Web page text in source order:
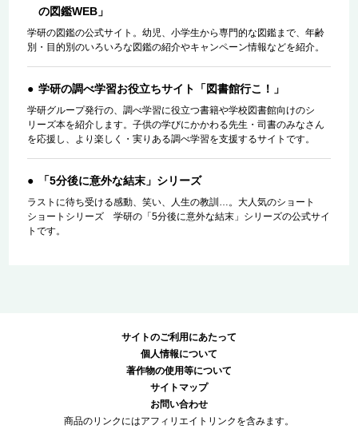
の図鑑WEB」
学研の図鑑の公式サイト。幼児、小学生から専門的な図鑑まで、年齢
別・目的別のいろいろな図鑑の紹介やキャンペーン情報などを紹介。
学研の調べ学習お役立ちサイト「図書館行こ！」
学研グループ発行の、調べ学習に役立つ書籍や学校図書館向けのシ
リーズ本を紹介します。子供の学びにかかわる先生・司書のみなさん
を応援し、より楽しく・実りある調べ学習を支援するサイトです。
「5分後に意外な結末」シリーズ
ラストに待ち受ける感動、笑い、人生の教訓…。大人気のショート
ショートシリーズ 学研の「5分後に意外な結末」シリーズの公式サイ
トです。
サイトのご利用にあたって
個人情報について
著作物の使用等について
サイトマップ
お問い合わせ
商品のリンクにはアフィリエイトリンクを含みます。